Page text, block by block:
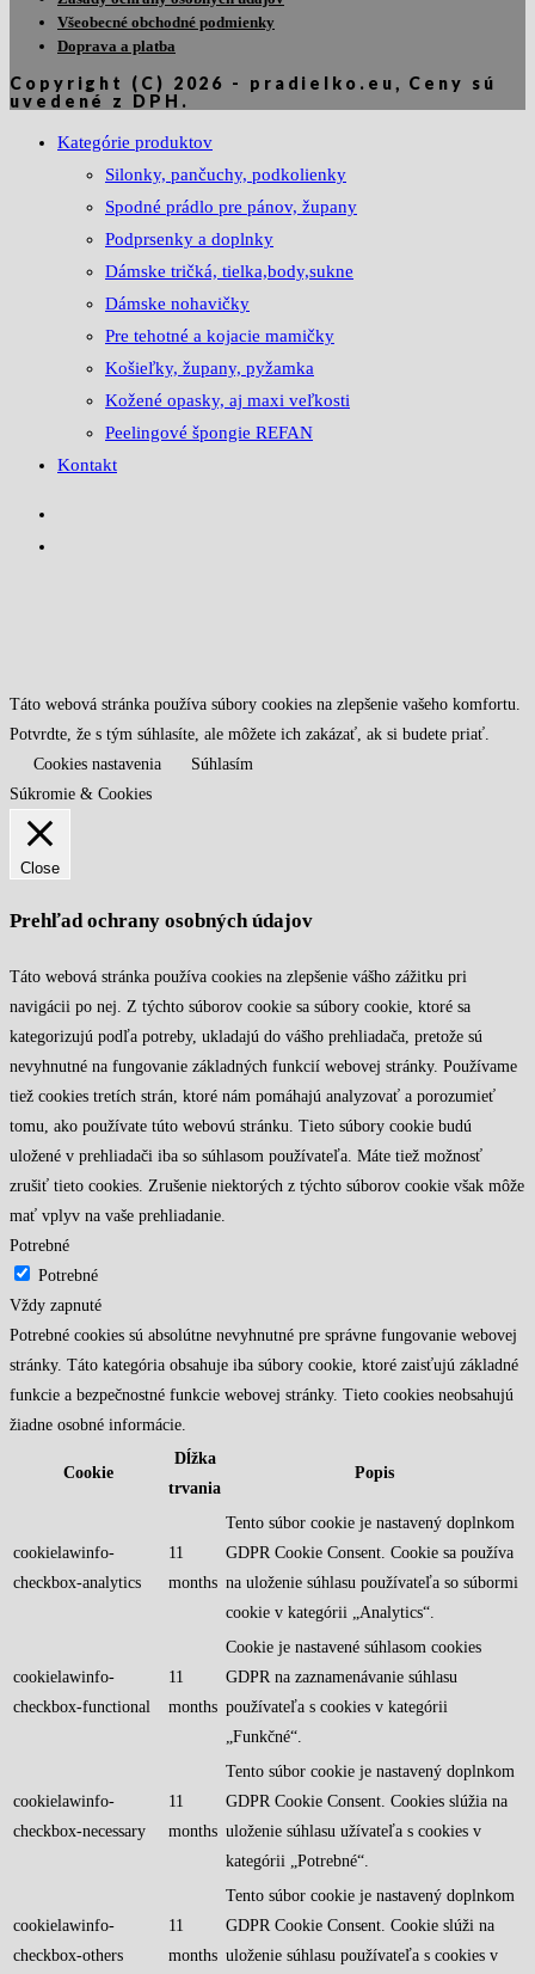
má
variantov.
stránke
produktu.
Všeobecné obchodné podmienky
Doprava a platba
Copyright (C) 2026 - pradielko.eu, Ceny sú
uvedené z DPH.
Kategórie produktov
Silonky, pančuchy, podkolienky
Spodné prádlo pre pánov, župany
Podprsenky a doplnky
Dámske tričká, tielka,body,sukne
Dámske nohavičky
Pre tehotné a kojacie mamičky
Košieľky, župany, pyžamka
Kožené opasky, aj maxi veľkosti
Peelingové špongie REFAN
Kontakt
Táto webová stránka používa súbory cookies na zlepšenie vašeho komfortu.
Potvrdte, že s tým súhlasíte, ale môžete ich zakázať, ak si budete priať.
Cookies nastavenia
Súhlasím
Súkromie & Cookies
Close
Prehľad ochrany osobných údajov
Táto webová stránka používa cookies na zlepšenie vášho zážitku pri
navigácii po nej. Z týchto súborov cookie sa súbory cookie, ktoré sa
kategorizujú podľa potreby, ukladajú do vášho prehliadača, pretože sú
nevyhnutné na fungovanie základných funkcií webovej stránky. Používame
tiež cookies tretích strán, ktoré nám pomáhajú analyzovať a porozumieť
tomu, ako používate túto webovú stránku. Tieto súbory cookie budú
uložené v prehliadači iba so súhlasom používateľa. Máte tiež možnosť
zrušiť tieto cookies. Zrušenie niektorých z týchto súborov cookie však môže
mať vplyv na vaše prehliadanie.
Potrebné
Potrebné
Vždy zapnuté
Potrebné cookies sú absolútne nevyhnutné pre správne fungovanie webovej
stránky. Táto kategória obsahuje iba súbory cookie, ktoré zaisťujú základné
funkcie a bezpečnostné funkcie webovej stránky. Tieto cookies neobsahujú
žiadne osobné informácie.
Cookie
Dĺžka
trvania
Popis
cookielawinfo-
checkbox-analytics
11
months
Tento súbor cookie je nastavený doplnkom
GDPR Cookie Consent. Cookie sa používa
na uloženie súhlasu používateľa so súbormi
cookie v kategórii „Analytics“.
cookielawinfo-
checkbox-functional
11
months
Cookie je nastavené súhlasom cookies
GDPR na zaznamenávanie súhlasu
používateľa s cookies v kategórii
„Funkčné“.
cookielawinfo-
checkbox-necessary
11
months
Tento súbor cookie je nastavený doplnkom
GDPR Cookie Consent. Cookies slúžia na
uloženie súhlasu užívateľa s cookies v
kategórii „Potrebné“.
cookielawinfo-
checkbox-others
11
months
Tento súbor cookie je nastavený doplnkom
GDPR Cookie Consent. Cookie slúži na
uloženie súhlasu používateľa s cookies v